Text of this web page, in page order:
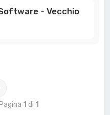
- Vecchio
1 di 1